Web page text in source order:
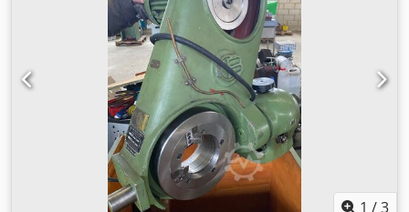
diameter: 45–100 mm Length: 2600 mm Width: 2600 mm
Height: 2600 mm Weight: 12.5 t Scope of delivery: Central
lubrication system Infinitely variable speeds Proportional
measuring device Linear roller mandrel guide Process
monitoring for mandrel Process data management Rolling
equipment: Feeder: 130–190 mm / width 46–80 mm
Magazine: 130–190 mm Measuring head Separate cooling
unit Electronic setup aid Process visualization Ring stopper
and turning device for reversing the rolled part
1 /3